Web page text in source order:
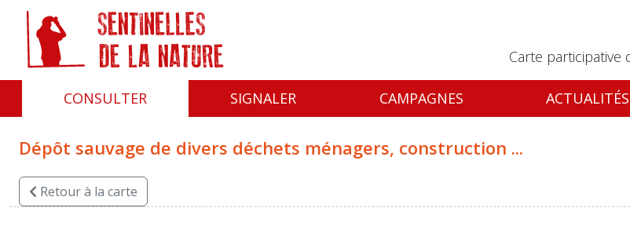
Carte
CONSULTER SIGNALER CAMPAGNES ACTUALITÉS
Dépôt sauvage de divers déchets ménagers, construction ...
Retourà la carte
Panneau de gestion des cookies